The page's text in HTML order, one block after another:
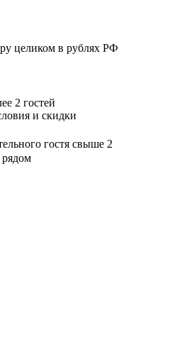
целиком в рублях РФ
2 гостей
и скидки
гостя свыше 2
рядом